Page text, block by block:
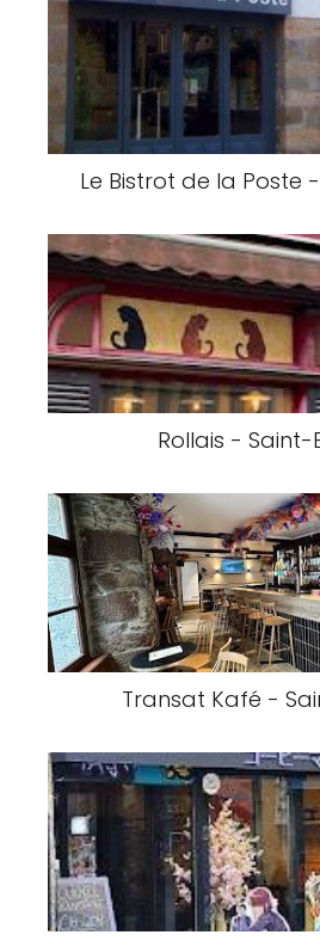
Le Bistrot de la Poste
Rollais - Saint-
Transat Kafé -